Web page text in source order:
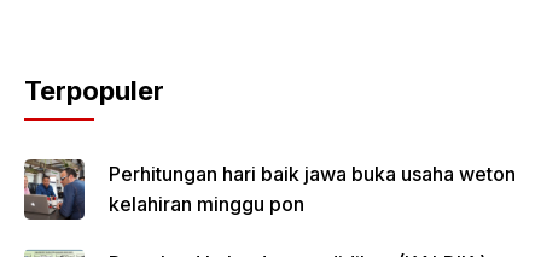
Terpopuler
Perhitungan hari baik jawa buka usaha weton
kelahiran minggu pon